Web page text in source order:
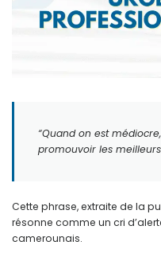
“Quand on est
promouvoir les meilleurs
Cette phrase, extraite de la
résonne comme un cri
camerounais.